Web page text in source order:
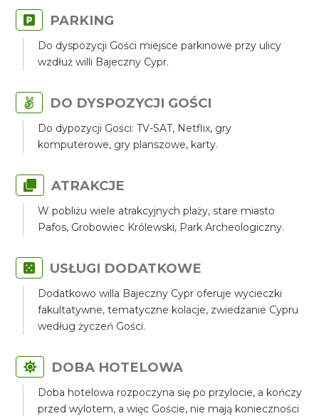
PARKING
Do dyspozycji Gości miejsce parkinowe przy ulicy
wzdłuż willi Bajeczny Cypr.
DO DYSPOZYCJI GOŚCI
Do dypozycji Gości: TV-SAT, Netflix, gry
komputerowe, gry planszowe, karty.
ATRAKCJE
W pobliżu wiele atrakcyjnych plaży, stare miasto
Pafos, Grobowiec Królewski, Park Archeologiczny.
USŁUGI DODATKOWE
Dodatkowo willa Bajeczny Cypr oferuje wycieczki
fakultatywne, tematyczne kolacje, zwiedzanie Cypru
według życzeń Gości.
DOBA HOTELOWA
Doba hotelowa rozpoczyna się po przylocie, a kończy
przed wylotem, a więc Goście, nie mają konieczności